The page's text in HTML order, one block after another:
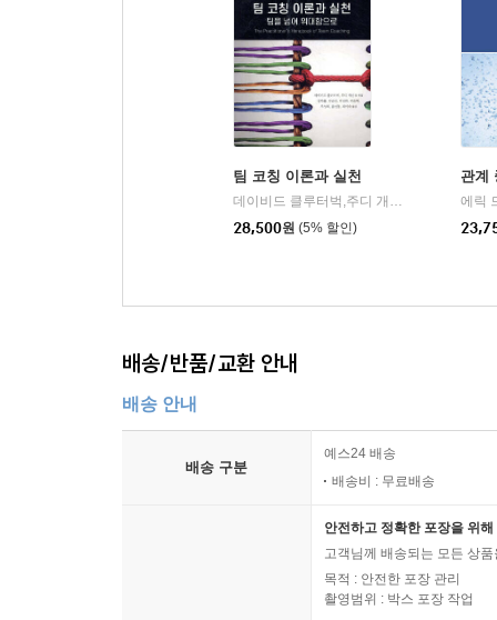
시스템 복잡성, 성과의 예측 불가능성이 팀코칭에
11장은 3년간의 팀 개발 여정을 마무리하면서
점으로서의 의미를 담고 있으며, 다섯 가지 시스
시스템 요소에 대해 다섯 명의 시선을 통해 자신
12장은 이 책 전반에 대한 결론이다. 팀코칭을
드러난 전략지원과 변화 관리, 팀 개발과 코칭,
언급한다. 해당 사례가 다른 조직과 코치들의 성
기반의 리더십에 대한 균형 잡힌 안내이다. 조직
팀 코칭 이론과 실천
데이비드 클루터벅,주디 개넌,샌드라 헤이스,이오안나 요르다누,크리스터 로,더그 맥키 공저
28,500원 (5% 할인)
관계
배송/반품/교환 안내
배송 안내
배송 구분
예스24 배송
배송비 : 무료배송
안전하고 정확한 포장을 위
고객님께 배송되는 모든 상
목적 : 안전한 포장 관리
촬영범위 : 박스 포장 작업